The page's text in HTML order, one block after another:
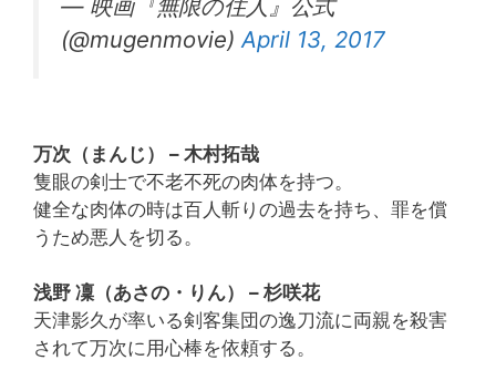
— 映画『無限の住人』公式
(@mugenmovie)April 13, 2017
万次（まんじ） – 木村拓哉
隻眼の剣士で不老不死の肉体を持つ。
健全な肉体の時は百人斬りの過去を持ち、罪を償
うため悪人を切る。
浅野 凜（あさの・りん） – 杉咲花
天津影久が率いる剣客集団の逸刀流に両親を殺害
されて万次に用心棒を依頼する。